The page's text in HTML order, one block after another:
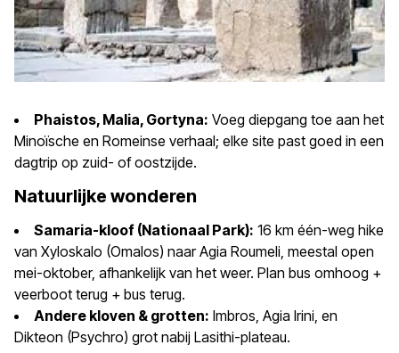
Phaistos, Malia, Gortyna: Voeg diepgang toe aan het
Minoïsche en Romeinse verhaal; elke site past goed in een
dagtrip op zuid- of oostzijde.
Natuurlijke wonderen
Samaria-kloof (Nationaal Park): 16 km één-weg hike
van Xyloskalo (Omalos) naar Agia Roumeli, meestal open
mei-oktober, afhankelijk van het weer. Plan bus omhoog +
veerboot terug + bus terug.
Andere kloven & grotten: Imbros, Agia Irini, en
Dikteon (Psychro) grot nabij Lasithi-plateau.